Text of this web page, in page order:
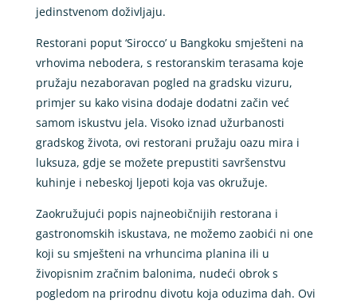
jedinstvenom doživljaju.
Restorani poput ‘Sirocco’ u Bangkoku smješteni na
vrhovima nebodera, s restoranskim terasama koje
pružaju nezaboravan pogled na gradsku vizuru,
primjer su kako visina dodaje dodatni začin već
samom iskustvu jela. Visoko iznad užurbanosti
gradskog života, ovi restorani pružaju oazu mira i
luksuza, gdje se možete prepustiti savršenstvu
kuhinje i nebeskoj ljepoti koja vas okružuje.
Zaokružujući popis najneobičnijih restorana i
gastronomskih iskustava, ne možemo zaobići ni one
koji su smješteni na vrhuncima planina ili u
živopisnim zračnim balonima, nudeći obrok s
pogledom na prirodnu divotu koja oduzima dah. Ovi